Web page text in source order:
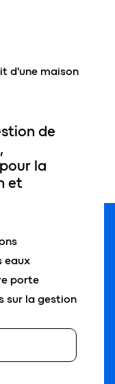
de
la
et
eaux
porte
sur la gestion